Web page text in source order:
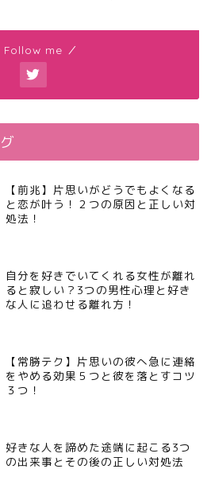
Follow me ／
【前兆】片思いがどうでもよくなる
と恋が叶う！２つの原因と正しい対
処法！
自分を好きでいてくれる女性が離れ
ると寂しい？3つの男性心理と好き
な人に追わせる離れ方！
【常勝テク】片思いの彼へ急に連絡
をやめる効果５つと彼を落とすコツ
３つ！
好きな人を諦めた途端に起こる3つ
の出来事とその後の正しい対処法